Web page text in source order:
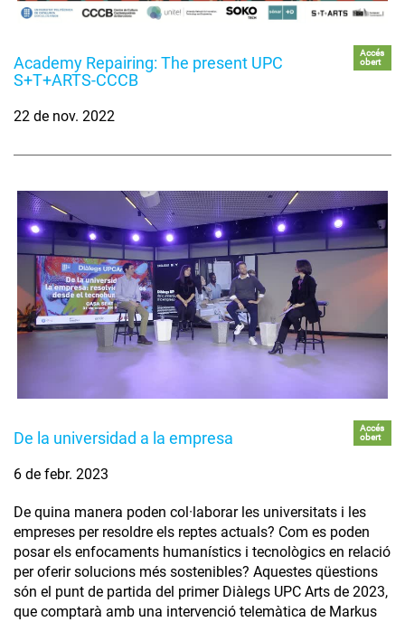
Academy Repairing: The present UPC
S+T+ARTS-CCCB
Accés
obert
22 de nov. 2022
De la universidad a la empresa
Accés
obert
6 de febr. 2023
De quina manera poden col·laborar les universitats i les
empreses per resoldre els reptes actuals? Com es poden
posar els enfocaments humanístics i tecnològics en relació
per oferir solucions més sostenibles? Aquestes qüestions
són el punt de partida del primer Diàlegs UPC Arts de 2023,
que comptarà amb una intervenció telemàtica de Markus